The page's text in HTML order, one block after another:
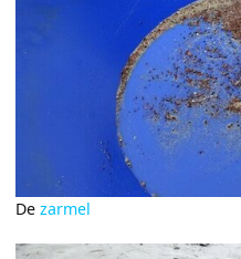
Dezarmel